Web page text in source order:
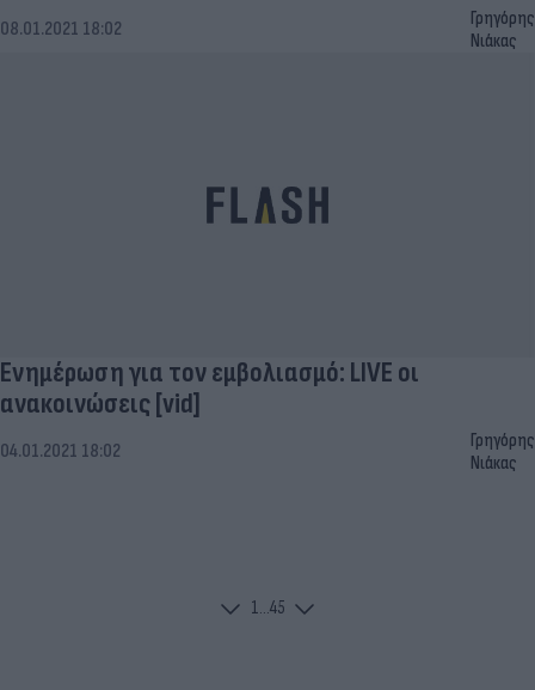
08.01.2021 18:02
Γρηγόρης
Νιάκας
Ενημέρωση για τον εμβολιασμό: LIVE οι
ανακοινώσεις [vid]
04.01.2021 18:02
Γρηγόρης
Νιάκας
1...45